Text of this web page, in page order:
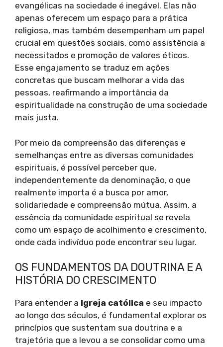
evangélicas na sociedade é inegável. Elas não
apenas oferecem um espaço para a prática
religiosa, mas também desempenham um papel
crucial em questões sociais, como assistência a
necessitados e promoção de valores éticos.
Esse engajamento se traduz em ações
concretas que buscam melhorar a vida das
pessoas, reafirmando a importância da
espiritualidade na construção de uma sociedade
mais justa.
Por meio da compreensão das diferenças e
semelhanças entre as diversas comunidades
espirituais, é possível perceber que,
independentemente da denominação, o que
realmente importa é a busca por amor,
solidariedade e compreensão mútua. Assim, a
essência da comunidade espiritual se revela
como um espaço de acolhimento e crescimento,
onde cada indivíduo pode encontrar seu lugar.
OS FUNDAMENTOS DA DOUTRINA E A
HISTÓRIA DO CRESCIMENTO
Para entender a igreja católica e seu impacto
ao longo dos séculos, é fundamental explorar os
princípios que sustentam sua doutrina e a
trajetória que a levou a se consolidar como uma